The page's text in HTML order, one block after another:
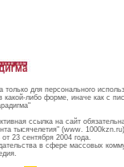
для персонального
либо форме, иначе как с
ссылка на сайт
тысячелетия" (www. 1000kzn.ru)
23 сентября 2004 года.
в сфере массовых